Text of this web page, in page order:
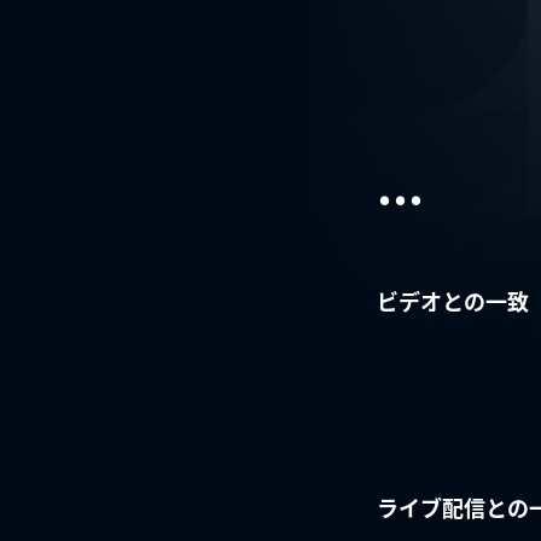
...
ビデオとの一致
ライブ配信との